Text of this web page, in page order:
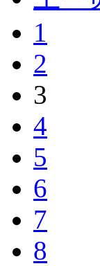
1
2
3
4
5
6
7
8